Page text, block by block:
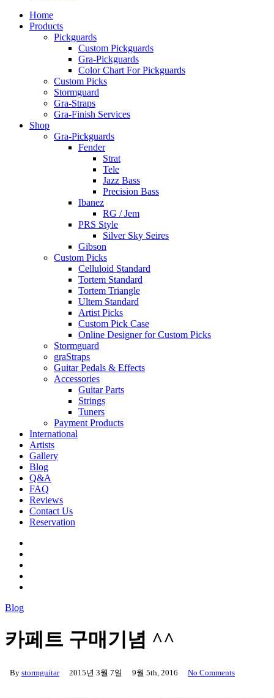
Home
Products
Pickguards
Custom Pickguards
Gra-Pickguards
Color Chart For Pickguards
Custom Picks
Stormguard
Gra-Straps
Gra-Finish Services
Shop
Gra-Pickguards
Fender
Strat
Tele
Jazz Bass
Precision Bass
Ibanez
RG / Jem
PRS Style
Silver Sky Seires
Gibson
Custom Picks
Celluloid Standard
Tortem Standard
Tortem Triangle
Ultem Standard
Artist Picks
Custom Pick Case
Online Designer for Custom Picks
Stormguard
graStraps
Guitar Pedals & Effects
Accessories
Guitar Parts
Strings
Tuners
Payment Products
International
Artists
Gallery
Blog
Q&A
FAQ
Reviews
Contact Us
Reservation
Blog
카페트 구매기념 ^^
By stormguitar 2015년 3월 7일 9월 5th, 2016 No Comments